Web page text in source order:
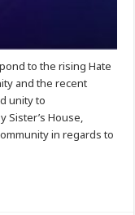
to the rising Hate
and the recent
unity to
Sister’s House,
in regards to